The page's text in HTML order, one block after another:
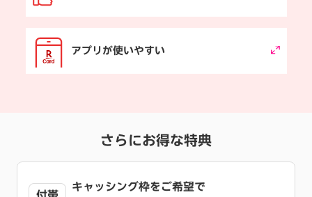
アプリが使いやすい
さらにお得な特典
キャッシング枠をご希望で